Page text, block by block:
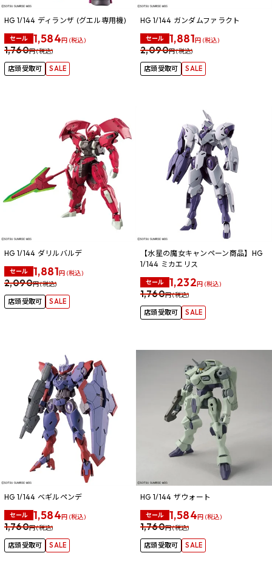
HG 1/144 ディランザ (グエル専用機)
セール 1,584円 (税込)
1,760円 (税込)
店頭受取可 SALE
HG 1/144 ガンダムファラクト
セール 1,881円 (税込)
2,090円 (税込)
店頭受取可 SALE
HG 1/144 ダリルバルデ
セール 1,881円 (税込)
2,090円 (税込)
店頭受取可 SALE
【水星の魔女キャンペーン商品】HG
1/144 ミカエリス
セール 1,232円 (税込)
1,760円 (税込)
店頭受取可 SALE
HG 1/144 ベギルペンデ
セール 1,584円 (税込)
1,760円 (税込)
店頭受取可 SALE
HG 1/144 ザウォート
セール 1,584円 (税込)
1,760円 (税込)
店頭受取可 SALE